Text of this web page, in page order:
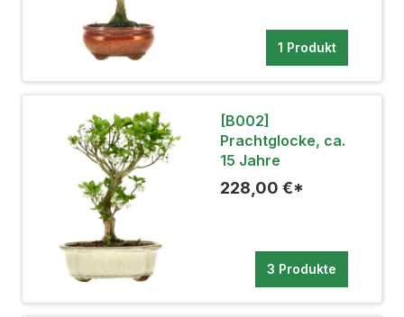
1 Produkt
[B002]
Prachtglocke, ca.
15 Jahre
228,00 €*
3 Produkte